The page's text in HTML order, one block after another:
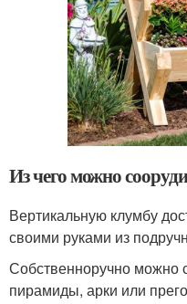
Из чего можно
Вертикальную клумбу
своими руками из
Собственноручно можно
пирамиды, арки или